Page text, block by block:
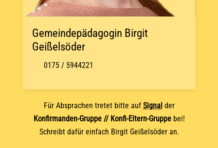
Gemeindepädagogin Birgit
Geißelsöder
0175 / 5944221
Für Absprachen tretet bitte auf Signal der
Konfirmanden-Gruppe // Konfi-Eltern-Gruppebei!
Schreibt dafür einfach Birgit Geißelsöder an.